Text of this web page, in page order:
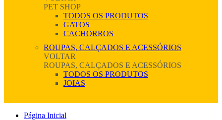
PET SHOP
TODOS OS PRODUTOS
GATOS
CACHORROS
ROUPAS, CALÇADOS E ACESSÓRIOS
VOLTAR
ROUPAS, CALÇADOS E ACESSÓRIOS
TODOS OS PRODUTOS
JOIAS
Página Inicial